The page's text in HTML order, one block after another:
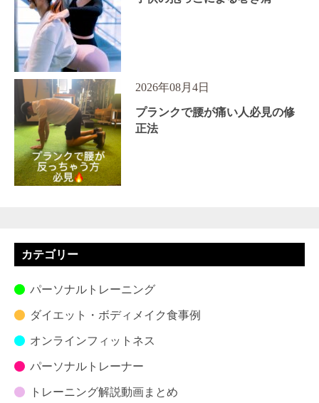
2026年08月4日
プランクで腰が痛い人必見の修
正法
カテゴリー
パーソナルトレーニング
ダイエット・ボディメイク食事例
オンラインフィットネス
パーソナルトレーナー
トレーニング解説動画まとめ